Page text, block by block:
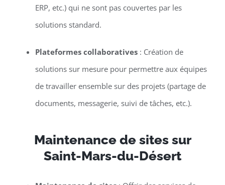
ERP, etc.) qui ne sont pas couvertes par les
solutions standard.
Plateformes collaboratives: Création de
solutions sur mesure pour permettre aux équipes
de travailler ensemble sur des projets (partage de
documents, messagerie, suivi de tâches, etc.).
Maintenance de sites sur
Saint-Mars-du-Désert